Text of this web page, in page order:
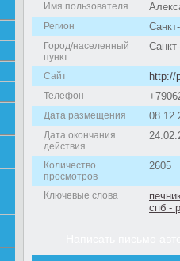
Имя пользователя
Регион
Город/населенный
пункт
Сайт http://
Телефон
Дата размещения
Дата окончания
действия
Количество
просмотров
2605
Ключевые слова
спб -